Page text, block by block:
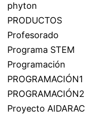
phyton
PRODUCTOS
Profesorado
Programa STEM
Programación
PROGRAMACIÓN1
PROGRAMACIÓN2
Proyecto AIDARAC